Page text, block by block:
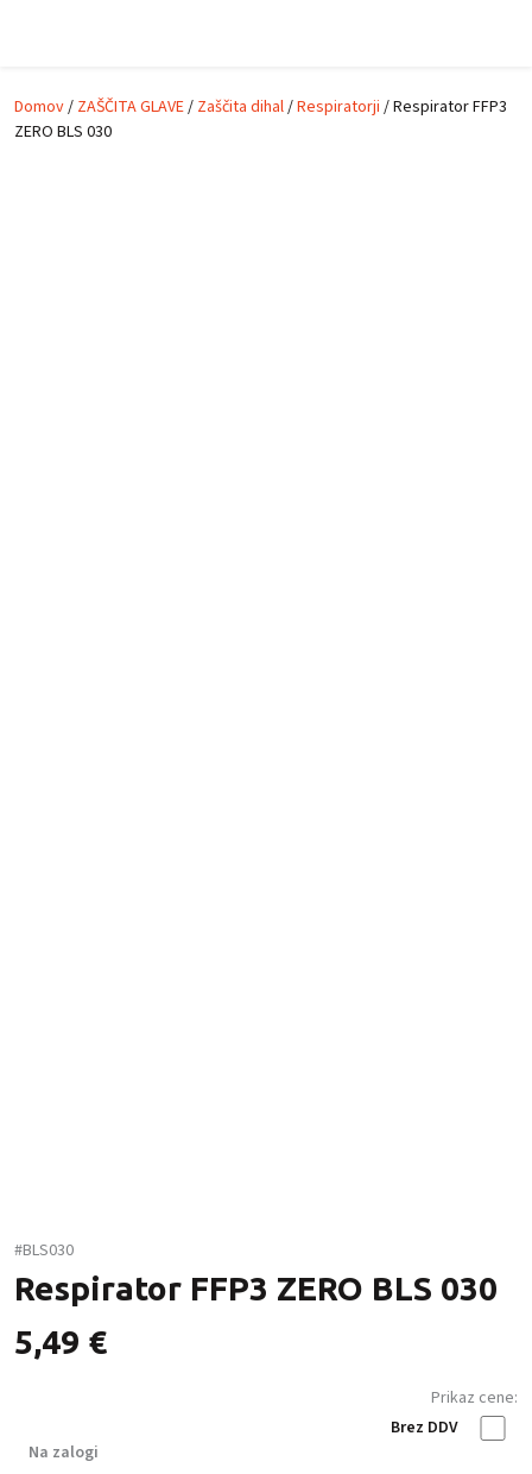
Domov/ ZAŠČITA GLAVE/ Zaščita dihal/Respiratorji / Respirator FFP3
ZERO BLS 030
#BLS030
Respirator FFP3 ZERO BLS 030
5,49 €
Prikaz cene:
Brez DDV
Na zalogi